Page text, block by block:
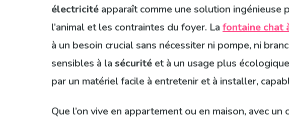
électricité apparaît comme une solution ingénieuse
l’animal et les contraintes du foyer. La fontaine chat
à un besoin crucial sans nécessiter ni pompe, ni
sensibles à la sécurité et à un usage plus
par un matériel facile à entretenir et à installer,
Que l’on vive en appartement ou en maison, avec